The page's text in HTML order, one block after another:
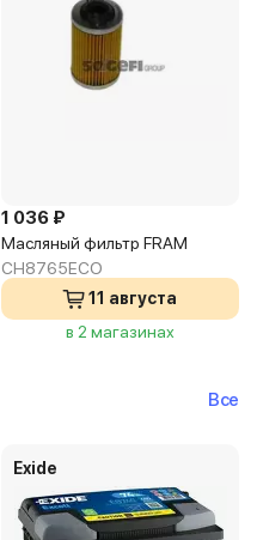
1 036 ₽
Масляный фильтр FRAM
CH8765ECO
11 августа
в 2 магазинах
Все
Exide